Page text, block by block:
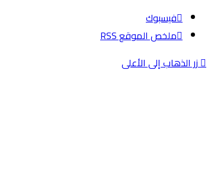
فيسبوك
ملخص الموقع RSS
زر الذهاب إلى الأعلى